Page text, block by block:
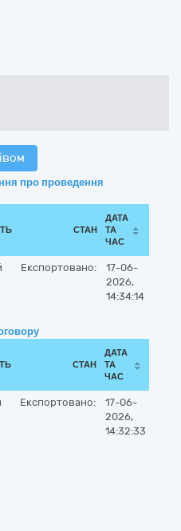
про проведення
СТАН
ДАТА
ТА
ЧАС
Експортовано:
17-06-
2026,
14:34:14
СТАН
ДАТА
ТА
ЧАС
Експортовано:
17-06-
2026,
14:32:33